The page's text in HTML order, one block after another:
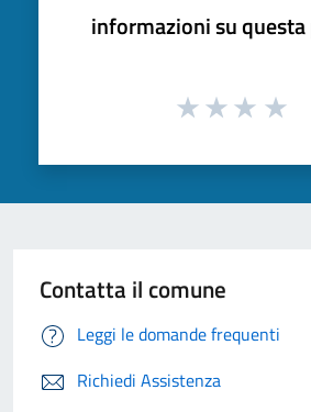
informazioni su questa
Contatta il comune
Leggi le domande frequenti
Richiedi Assistenza